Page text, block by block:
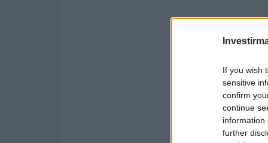
If you wish
sensitive
confirm
continue
information
further